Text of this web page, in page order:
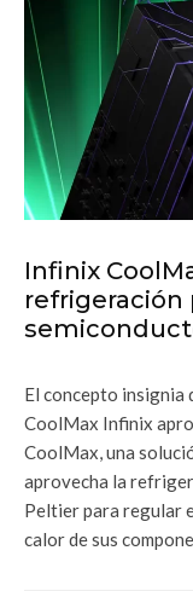
Infinix
refrigeración
El concepto insignia
CoolMax Infinix
CoolMax, una
aprovecha la
Peltier para regular
calor de sus